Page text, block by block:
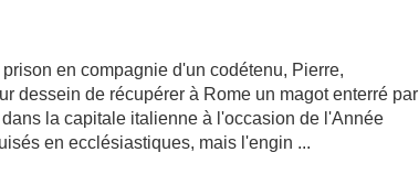
en compagnie d'un codétenu, Pierre,
dessein de récupérer à Rome un magot enterré par
la capitale italienne à l'occasion de l'Année
en ecclésiastiques, mais l'engin ...